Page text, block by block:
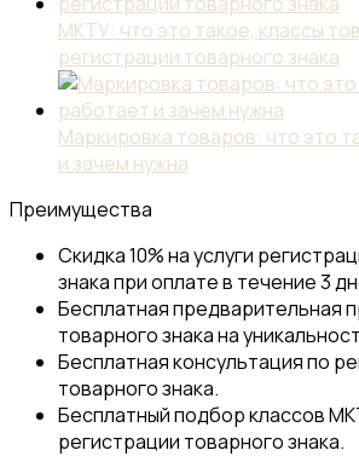
МКТУ: что это такое, классы
регистрации товарного знака
Маркировка товаров: что это
и зачем нужна
Преимущества
Скидка 10% на услуги
знака при оплате в течение 3
Бесплатная предварительная
товарного знака на
Бесплатная консультация по
товарного знака.
Бесплатный подбор классов
регистрации товарного знака.